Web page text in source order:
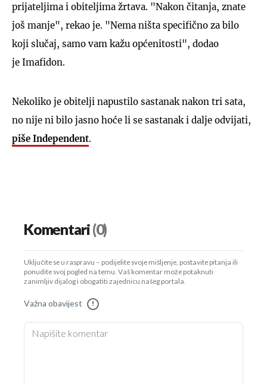
prijateljima i obiteljima žrtava. "Nakon čitanja, znate
još manje", rekao je. "Nema ništa specifično za bilo
koji slučaj, samo vam kažu općenitosti", dodao
je Imafidon.
Nekoliko je obitelji napustilo sastanak nakon tri sata,
no nije ni bilo jasno hoće li se sastanak i dalje odvijati,
piše Independent.
Komentari(0)
Uključite se u raspravu – podijelite svoje mišljenje, postavite pitanja ili
ponudite svoj pogled na temu. Vaš komentar može potaknuti
zanimljiv dijalog i obogatiti zajednicu našeg portala.
Važna obavijest !